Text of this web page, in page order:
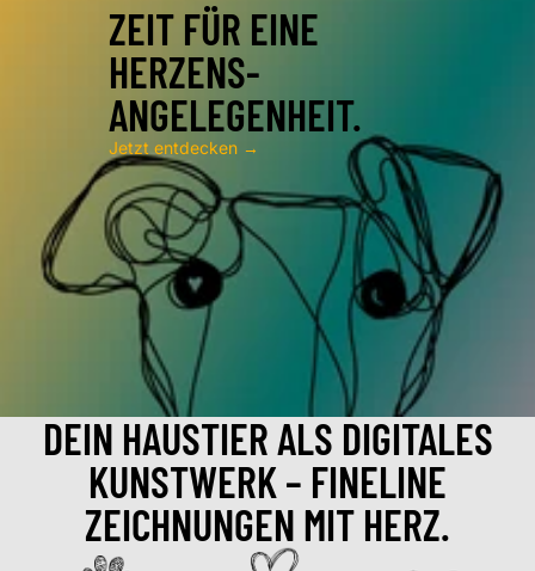
ZEIT FÜR EINE
HERZENS-
ANGELEGENHEIT.
Jetzt entdecken →
DEIN HAUSTIER ALS DIGITALES
KUNSTWERK – FINELINE
ZEICHNUNGEN MIT HERZ.